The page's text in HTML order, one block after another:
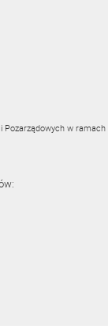
w ramach